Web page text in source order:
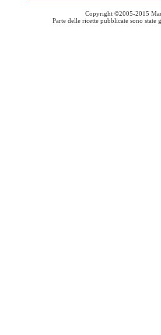
Copyright ©2005-2015
Parte delle ricette pubblicate sono state